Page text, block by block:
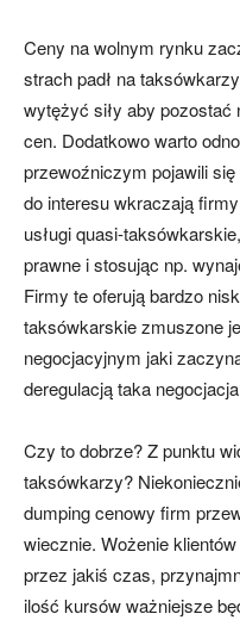
Ceny na wolnym rynku
strach padł na
wytężyć siły aby
cen. Dodatkowo warto
przewoźniczym pojawili
do interesu wkraczają
usługi quasi-
prawne i stosując np.
Firmy te oferują bardzo
taksówkarskie zmuszone
negocjacyjnym jaki
deregulacją taka
Czy to dobrze? Z punktu
taksówkarzy?
dumping cenowy firm
wiecznie. Wożenie
przez jakiś czas,
ilość kursów ważniejsze